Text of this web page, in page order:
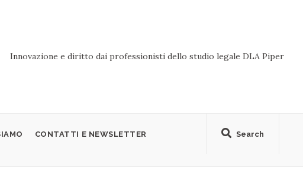
Innovazione e diritto dai professionisti dello studio legale DLA Piper
Search
CONTATTI E NEWSLETTER